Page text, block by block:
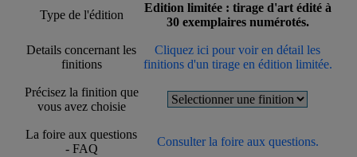
Type de l'édition
Edition limitée : tirage d'art édité à
30 exemplaires numérotés.
Details concernant les
finitions
Cliquez ici pour voir en détail les
finitions d'un tirage en édition limitée.
Précisez la finition que
vous avez choisie
La foire aux questions
- FAQ
Consulter la foire aux questions.